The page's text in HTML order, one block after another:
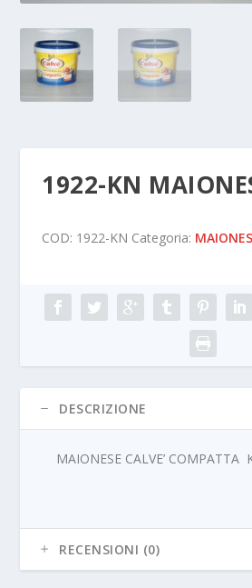
1922-KN
COD: 1922-KN Categoria:
DESCRIZIONE
MAIONESE CALVE’ COMPATTA
RECENSIONI (0)